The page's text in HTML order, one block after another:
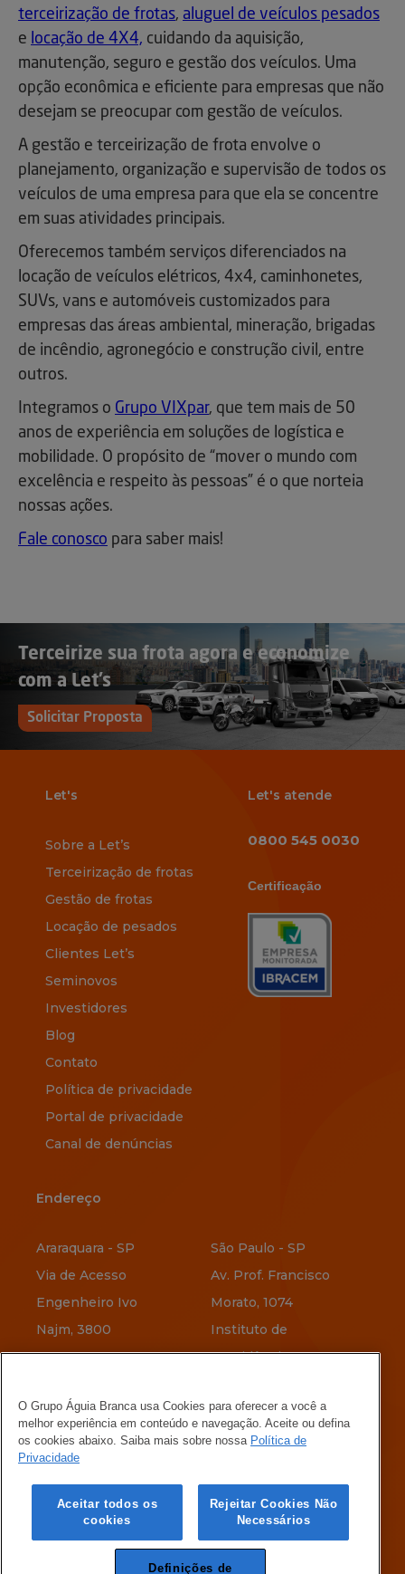
terceirização de frotas, aluguel de veículos pesados
e locação de 4X4, cuidando da aquisição,
manutenção, seguro e gestão dos veículos. Uma
opção econômica e eficiente para empresas que não
desejam se preocupar com gestão de veículos.
A gestão e terceirização de frota envolve o
planejamento, organização e supervisão de todos os
veículos de uma empresa para que ela se concentre
em suas atividades principais.
Oferecemos também serviços diferenciados na
locação de veículos elétricos, 4x4, caminhonetes,
SUVs, vans e automóveis customizados para
empresas das áreas ambiental, mineração, brigadas
de incêndio, agronegócio e construção civil, entre
outros.
Integramos o Grupo VIXpar, que tem mais de 50
anos de experiência em soluções de logística e
mobilidade. O propósito de “mover o mundo com
excelência e respeito às pessoas” é o que norteia
nossas ações.
Fale conosco para saber mais!
Terceirize sua frota agora e economize
com a Let’s
Solicitar Proposta
Let's
Sobre a Let’s
Terceirização de frotas
Gestão de frotas
Locação de pesados
Clientes Let’s
Seminovos
Investidores
Blog
Contato
Política de privacidade
Portal de privacidade
Canal de denúncias
Let's atende
0800 545 0030
Certificação
Endereço
Araraquara - SP
Via de Acesso
Engenheiro Ivo
Najm, 3800
Av. Jerônimo
Vervloet, 345
Maria Ortiz
São Paulo - SP
Av. Prof. Francisco
Morato, 1074
Instituto de
Previdência
Belo Horizonte - MG
Rua Menotti Muccelli,
O Grupo Águia Branca usa Cookies para oferecer a você a
melhor experiência em conteúdo e navegação. Aceite ou defina
os cookies abaixo. Saiba mais sobre nossa Política de
Privacidade
Aceitar todos os
cookies
Rejeitar Cookies Não
Necessários
Definições de